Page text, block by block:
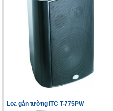
Loa gắn tường ITC T-775PW